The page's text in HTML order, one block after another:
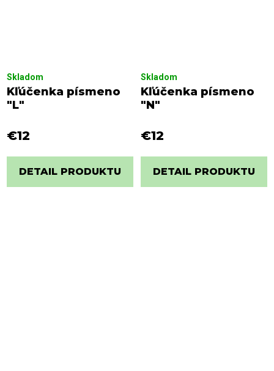
Kľúčenka písmeno
"L"
Skladom
€12
DETAIL PRODUKTU
Kľúčenka písmeno
"N"
Skladom
€12
DETAIL PRODUKTU